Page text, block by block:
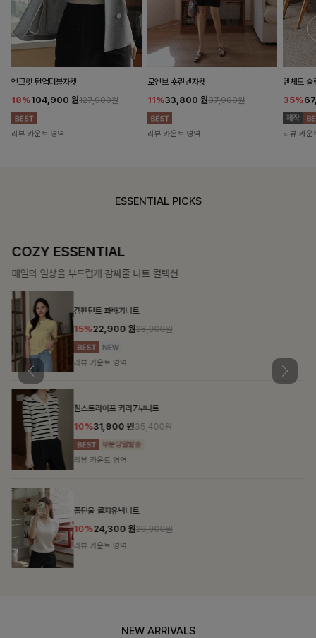
엔크릿 턴업더블자켓
18%104,900 원127,900원
리뷰 카운트 영역
로엔브 숏린넨자켓
11%33,800 원37,900원
리뷰 카운트 영역
렌체드
35%
리뷰 카운
ESSENTIAL PICKS
COZY ESSENTIAL
매일의 일상을 부드럽게 감싸줄 니트 컬렉션
켐펜던트 꽈배기니트
15%22,900 원26,900원
리뷰 카운트 영역
칠스트라이프 카라7부니트
10%31,900 원35,400원
리뷰 카운트 영역
폴딘울 골지유넥니트
10%24,300 원26,900원
리뷰 카운트 영역
NEW ARRIVALS